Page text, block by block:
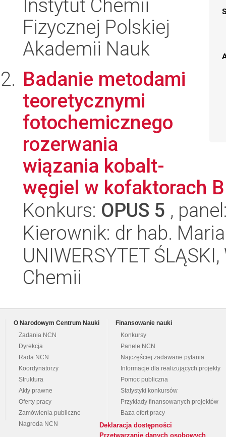
Instytut Chemii
Fizycznej Polskiej
Akademii Nauk
Badanie metodami
teoretycznymi
fotochemicznego
rozerwania
wiązania kobalt-
węgiel w kofaktorach
Konkurs: OPUS 5 ,
Kierownik: dr hab.
UNIWERSYTET
Chemii
O Narodowym Centrum Nauki
Zadania NCN
Dyrekcja
Rada NCN
Koordynatorzy
Struktura
Akty prawne
Oferty pracy
Zamówienia publiczne
Nagroda NCN
Finansowanie nauki
Konkursy
Panele NCN
Najczęściej zadawane pytania
Informacje dla realizujących projekty
Pomoc publiczna
Statystyki konkursów
Przykłady finansowanych projektów
Baza ofert pracy
Deklaracja dostępności
Przetwarzanie danych osobowych